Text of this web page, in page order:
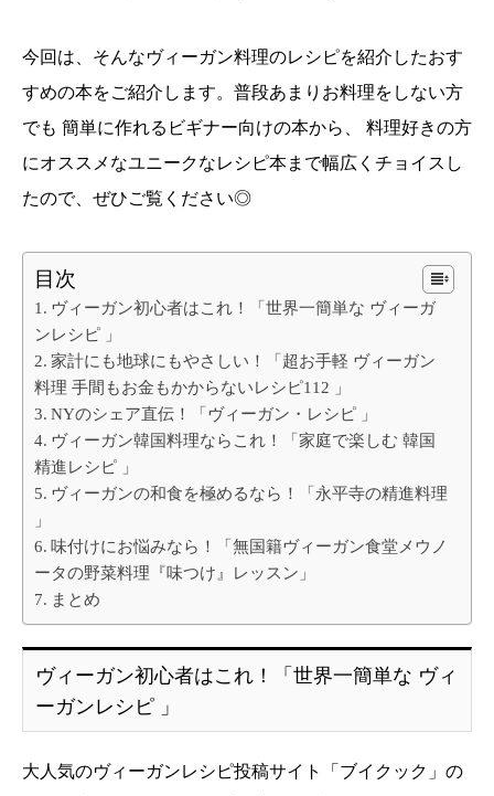
今回は、そんなヴィーガン料理のレシピを紹介したおす
すめの本をご紹介します。普段あまりお料理をしない方
でも 簡単に作れるビギナー向けの本から、 料理好きの方
にオススメなユニークなレシピ本まで幅広くチョイスし
たので、ぜひご覧ください◎
目次
ヴィーガン初心者はこれ！「世界一簡単な ヴィーガ
ンレシピ 」
家計にも地球にもやさしい！「超お手軽 ヴィーガン
料理 手間もお金もかからないレシピ112 」
NYのシェア直伝！「ヴィーガン・レシピ 」
ヴィーガン韓国料理ならこれ！「家庭で楽しむ 韓国
精進レシピ 」
ヴィーガンの和食を極めるなら！「永平寺の精進料理
」
味付けにお悩みなら！「無国籍ヴィーガン食堂メウノ
ータの野菜料理『味つけ』レッスン」
まとめ
ヴィーガン初心者はこれ！「世界一簡単な ヴィ
ーガンレシピ 」
大人気のヴィーガンレシピ投稿サイト「ブイクック」の